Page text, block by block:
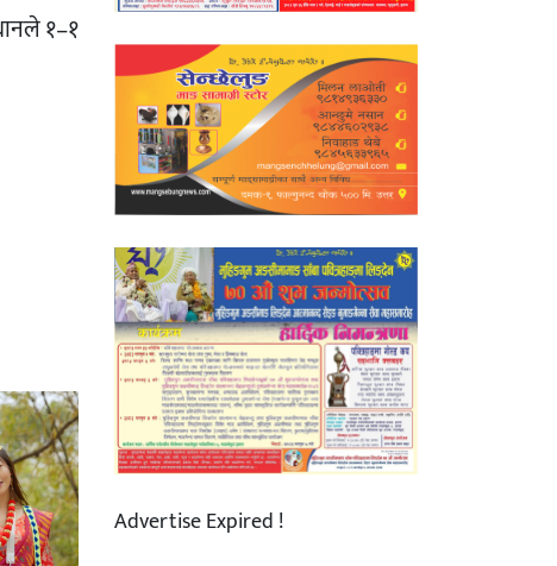
१–१
Advertise Expired !